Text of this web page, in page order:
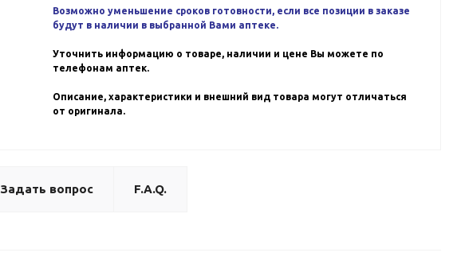
Возможно уменьшение сроков готовности, если все позиции в заказе
будут в наличии в выбранной Вами аптеке.
Уточнить информацию о товаре, наличии и цене Вы можете по
телефонам аптек.
Описание, характеристики и внешний вид товара могут отличаться
от оригинала.
Задать вопрос F.A.Q.